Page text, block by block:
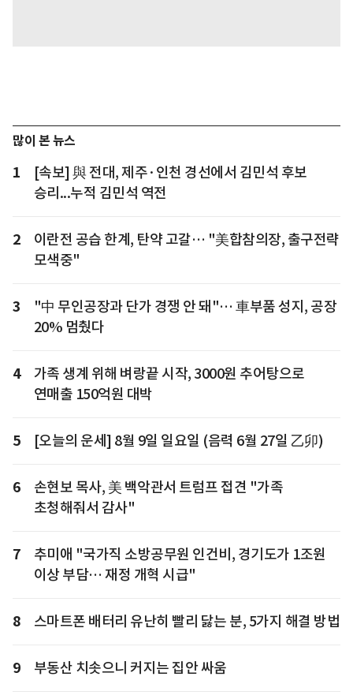
많이 본 뉴스
1
[속보] 與 전대, 제주·인천 경선에서 김민석 후보
승리...누적 김민석 역전
2
이란전 공습 한계, 탄약 고갈… "美합참의장, 출구전략
모색중"
3
"中 무인공장과 단가 경쟁 안 돼"… 車부품 성지, 공장
20% 멈췄다
4
가족 생계 위해 벼랑끝 시작, 3000원 추어탕으로
연매출 150억원 대박
5 [오늘의 운세] 8월 9일 일요일 (음력 6월 27일 乙卯)
6
손현보 목사, 美 백악관서 트럼프 접견 "가족
초청해줘서 감사"
7
추미애 "국가직 소방공무원 인건비, 경기도가 1조원
이상 부담… 재정 개혁 시급"
8 스마트폰 배터리 유난히 빨리 닳는 분, 5가지 해결 방법
9 부동산 치솟으니 커지는 집안 싸움